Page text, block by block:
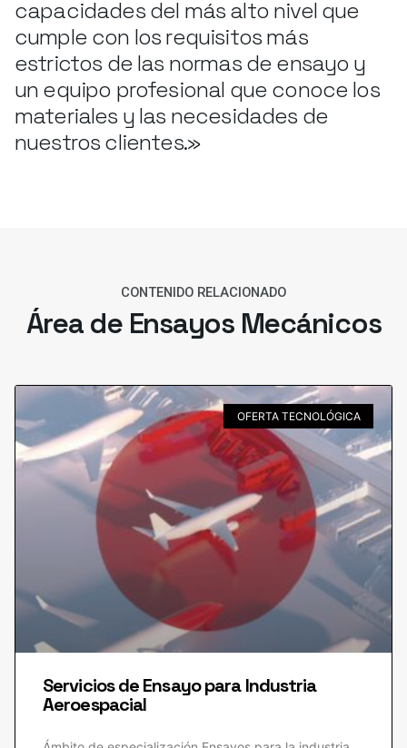
capacidades del más alto nivel que
cumple con los requisitos más
estrictos de las normas de ensayo y
un equipo profesional que conoce los
materiales y las necesidades de
nuestros clientes.»
CONTENIDO RELACIONADO
Área de Ensayos Mecánicos
OFERTA TECNOLÓGICA
Servicios de Ensayo para Industria
Aeroespacial